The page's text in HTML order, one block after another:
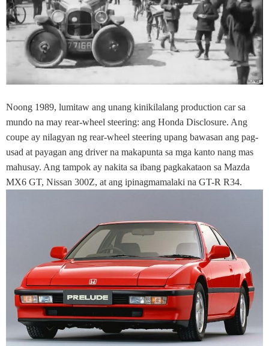
Noong 1989, lumitaw ang unang kinikilalang production car sa
mundo na may rear-wheel steering: ang Honda Disclosure. Ang
coupe ay nilagyan ng rear-wheel steering upang bawasan ang pag-
usad at payagan ang driver na makapunta sa mga kanto nang mas
mahusay. Ang tampok ay nakita sa ibang pagkakataon sa Mazda
MX6 GT, Nissan 300Z, at ang ipinagmamalaki na GT-R R34.